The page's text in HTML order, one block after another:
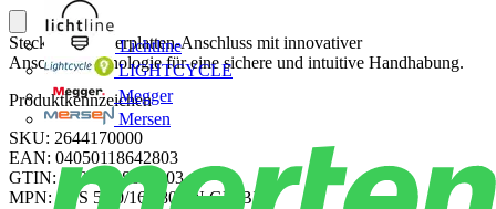
Lichtline
LIGHTCYCLE
Megger
Mersen
Steckbarer Leiterplatten-Anschluss mit innovativer
Anschlusstechnologie für eine sichere und intuitive Handhabung.
Produktkennzeichen
SKU: 2644170000
EAN: 04050118642803
GTIN: 04050118642803
MPN: CPS 5.00/16/180 SN GN BX